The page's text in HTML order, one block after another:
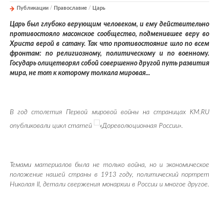
Публикации / Православие / Царь
Царь был глубоко верующим человеком, и ему действительно
противостояло масонское сообщество, подменившее веру во
Христа верой в сатану. Так что противостояние шло по всем
фронтам: по религиозному, политическому и по военному.
Государь олицетворял собой совершенно другой путь развития
мира, не тот к которому толкала мировая...
В год столетия Первой мировой войны на страницах KM.RU
опубликовали цикл статей
«Дореволюционная России».
Темами материалов была не только война, но и экономическое
положение нашей страны в 1913 году, политический портрет
Николая II, детали свержения монархии в России и многое другое.